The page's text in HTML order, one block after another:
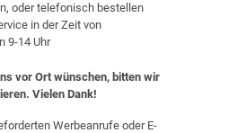
oder telefonisch bestellen
in der Zeit von
9-14 Uhr
vor Ort wünschen, bitten wir
Vielen Dank!
Werbeanrufe oder E-